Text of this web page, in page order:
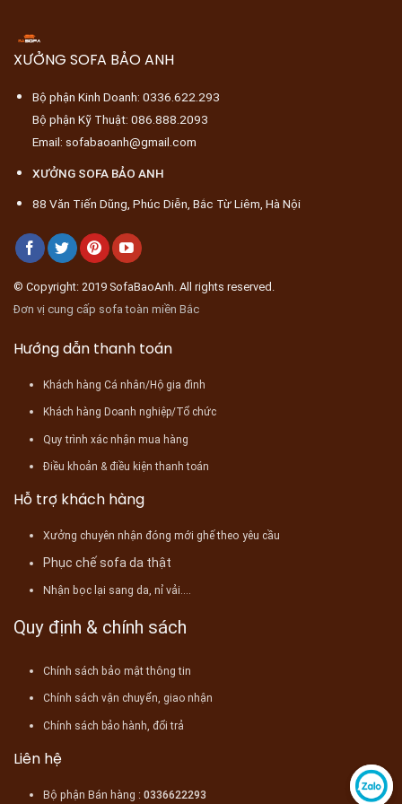
XƯỞNG SOFA BẢO ANH
Bộ phận Kinh Doanh: 0336.622.293
Bộ phận Kỹ Thuật: 086.888.2093
Email: sofabaoanh@gmail.com
XƯỞNG SOFA BẢO ANH
88 Văn Tiến Dũng, Phúc Diễn, Bắc Từ Liêm, Hà Nội
© Copyright: 2019 SofaBaoAnh. All rights reserved.
Đơn vị cung cấp sofa toàn miền Bắc
Hướng dẫn thanh toán
Khách hàng Cá nhân/Hộ gia đình
Khách hàng Doanh nghiệp/Tổ chức
Quy trình xác nhận mua hàng
Điều khoản & điều kiện thanh toán
Hỗ trợ khách hàng
Xưởng chuyên nhận đóng mới ghế theo yêu cầu
Phục chế sofa da thật
Nhận bọc lại sang da, nỉ vải....
Quy định & chính sách
Chính sách bảo mật thông tin
Chính sách vận chuyển, giao nhận
Chính sách bảo hành, đổi trả
Liên hệ
Bộ phận Bán hàng :0336622293